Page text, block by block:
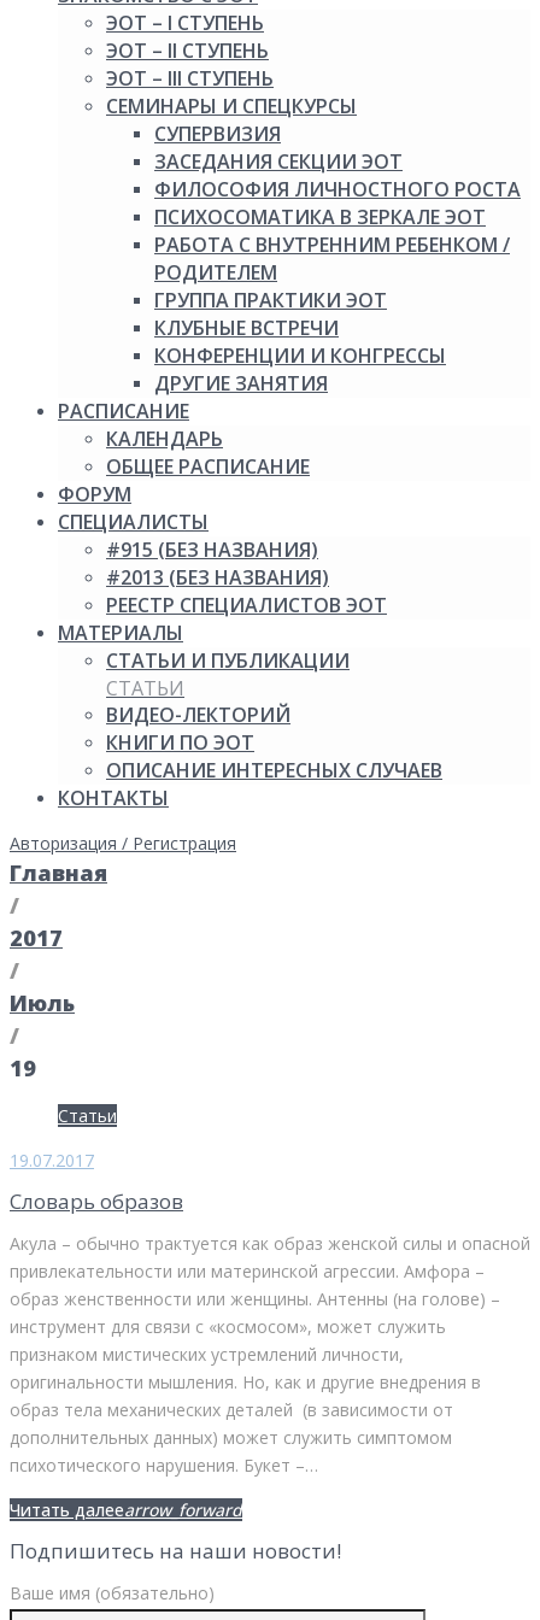
ЭОТ – I СТУПЕНЬ
ЭОТ – II СТУПЕНЬ
ЭОТ – III СТУПЕНЬ
СЕМИНАРЫ И СПЕЦКУРСЫ
СУПЕРВИЗИЯ
ЗАСЕДАНИЯ СЕКЦИИ ЭОТ
ФИЛОСОФИЯ ЛИЧНОСТНОГО РОСТА
ПСИХОСОМАТИКА В ЗЕРКАЛЕ ЭОТ
РАБОТА С ВНУТРЕННИМ РЕБЕНКОМ /
РОДИТЕЛЕМ
ГРУППА ПРАКТИКИ ЭОТ
КЛУБНЫЕ ВСТРЕЧИ
КОНФЕРЕНЦИИ И КОНГРЕССЫ
ДРУГИЕ ЗАНЯТИЯ
РАСПИСАНИЕ
КАЛЕНДАРЬ
ОБЩЕЕ РАСПИСАНИЕ
ФОРУМ
СПЕЦИАЛИСТЫ
#915 (БЕЗ НАЗВАНИЯ)
#2013 (БЕЗ НАЗВАНИЯ)
РЕЕСТР СПЕЦИАЛИСТОВ ЭОТ
МАТЕРИАЛЫ
СТАТЬИ И ПУБЛИКАЦИИ
СТАТЬИ
ВИДЕО-ЛЕКТОРИЙ
КНИГИ ПО ЭОТ
ОПИСАНИЕ ИНТЕРЕСНЫХ СЛУЧАЕВ
КОНТАКТЫ
Авторизация / Регистрация
Главная
/
2017
/
Июль
/
19
День:
19.07.2017
Статьи
19.07.2017
Словарь образов
Акула – обычно трактуется как образ женской силы и опасной
привлекательности или материнской агрессии. Амфора –
образ женственности или женщины. Антенны (на голове) –
инструмент для связи с «космосом», может служить
признаком мистических устремлений личности,
оригинальности мышления. Но, как и другие внедрения в
образ тела механических деталей (в зависимости от
дополнительных данных) может служить симптомом
психотического нарушения. Букет –…
Facebook
Twitter
Google+
Читать далееarrow_forward
Подпишитесь на наши новости!
Ваше имя (обязательно)